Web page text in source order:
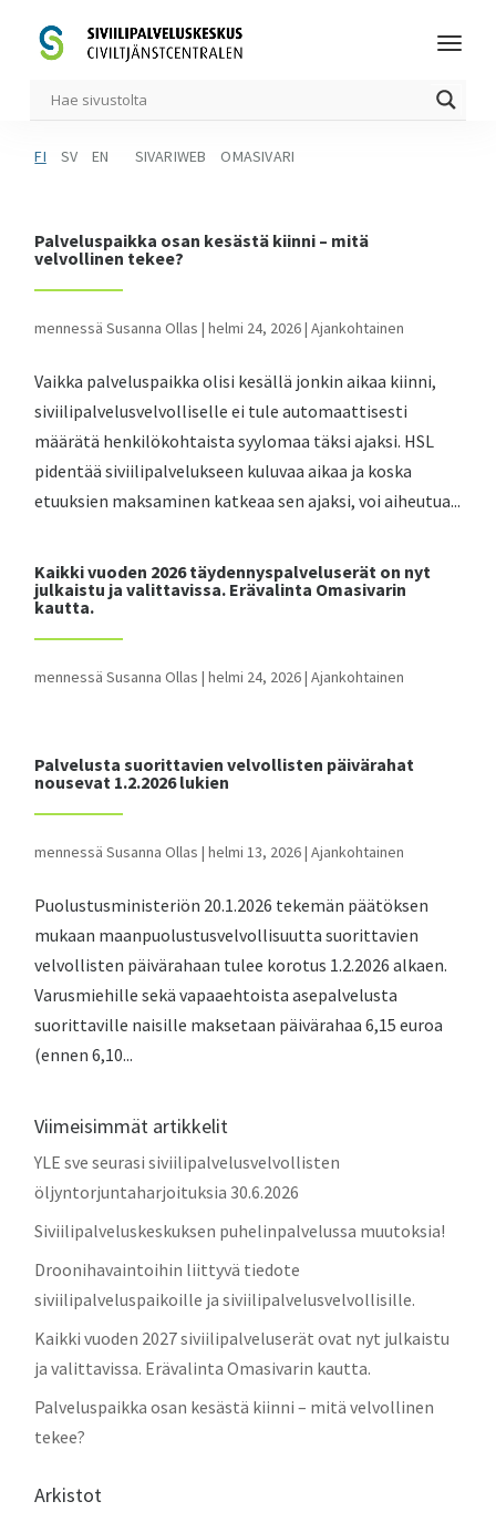
FI SV EN SIVARIWEB OMASIVARI
Palveluspaikka osan kesästä kiinni – mitä
velvollinen tekee?
mennessäSusanna Ollas |helmi 24, 2026|Ajankohtainen
Vaikka palveluspaikka olisi kesällä jonkin aikaa kiinni,
siviilipalvelusvelvolliselle ei tule automaattisesti
määrätä henkilökohtaista syylomaa täksi ajaksi. HSL
pidentää siviilipalvelukseen kuluvaa aikaa ja koska
etuuksien maksaminen katkeaa sen ajaksi, voi aiheutua...
Kaikki vuoden 2026 täydennyspalveluserät on nyt
julkaistu ja valittavissa. Erävalinta Omasivarin
kautta.
mennessäSusanna Ollas |helmi 24, 2026|Ajankohtainen
Palvelusta suorittavien velvollisten päivärahat
nousevat 1.2.2026 lukien
mennessäSusanna Ollas |helmi 13, 2026|Ajankohtainen
Puolustusministeriön 20.1.2026 tekemän päätöksen
mukaan maanpuolustusvelvollisuutta suorittavien
velvollisten päivärahaan tulee korotus 1.2.2026 alkaen.
Varusmiehille sekä vapaaehtoista asepalvelusta
suorittaville naisille maksetaan päivärahaa 6,15 euroa
(ennen 6,10...
Viimeisimmät artikkelit
YLE sve seurasi siviilipalvelusvelvollisten
öljyntorjuntaharjoituksia 30.6.2026
Siviilipalveluskeskuksen puhelinpalvelussa muutoksia!
Droonihavaintoihin liittyvä tiedote
siviilipalveluspaikoille ja siviilipalvelusvelvollisille.
Kaikki vuoden 2027 siviilipalveluserät ovat nyt julkaistu
ja valittavissa. Erävalinta Omasivarin kautta.
Palveluspaikka osan kesästä kiinni – mitä velvollinen
tekee?
Arkistot